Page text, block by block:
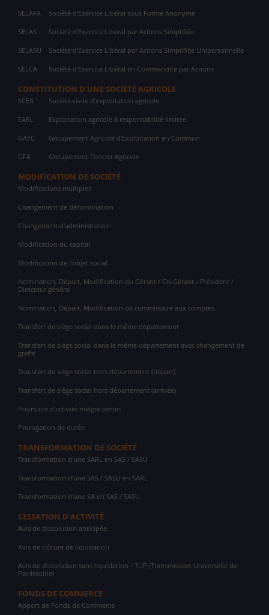
SELAFA Société d'Exercice Libéral sous Forme Anonyme
SELAS Société d'Exercice Libéral par Actions Simplifiée
SELASU Société d'Exercice Libéral par Actions Simplifiée Unipersonnelle
SELCA Société d'Exercice Libéral en Commandite par Actions
CONSTITUTION D'UNE SOCIÉTÉ AGRICOLE
SCEA Société civile d'exploitation agricole
EARL Exploitation agricole à responsabilité limitée
GAEC Groupement Agricole d'Exploitation en Commun
GFA Groupement Foncier Agricole
MODIFICATION DE SOCIÉTÉ
Modifications multiples
Changement de dénomination
Changement d'administrateur
Modification du capital
Modification de l'objet social
Nomination, Départ, Modification du Gérant / Co-Gérant / Président /
Directeur général
Nomination, Départ, Modification de commissaire aux comptes
Transfert de siège social dans le même département
Transfert de siège social dans le même département avec changement de
greffe
Transfert de siège social hors département (départ)
Transfert de siège social hors département (arrivée)
Poursuite d'activité malgré pertes
Prorogation de durée
TRANSFORMATION DE SOCIÉTÉ
Transformation d'une SARL en SAS / SASU
Transformation d'une SAS / SASU en SARL
Transformation d'une SA en SAS / SASU
CESSATION D'ACTIVITÉ
Avis de dissolution anticipée
Avis de clôture de liquidation
Avis de dissolution sans liquidation - TUP (Transmission Universelle de
Patrimoine)
FONDS DE COMMERCE
Apport de Fonds de Commerce